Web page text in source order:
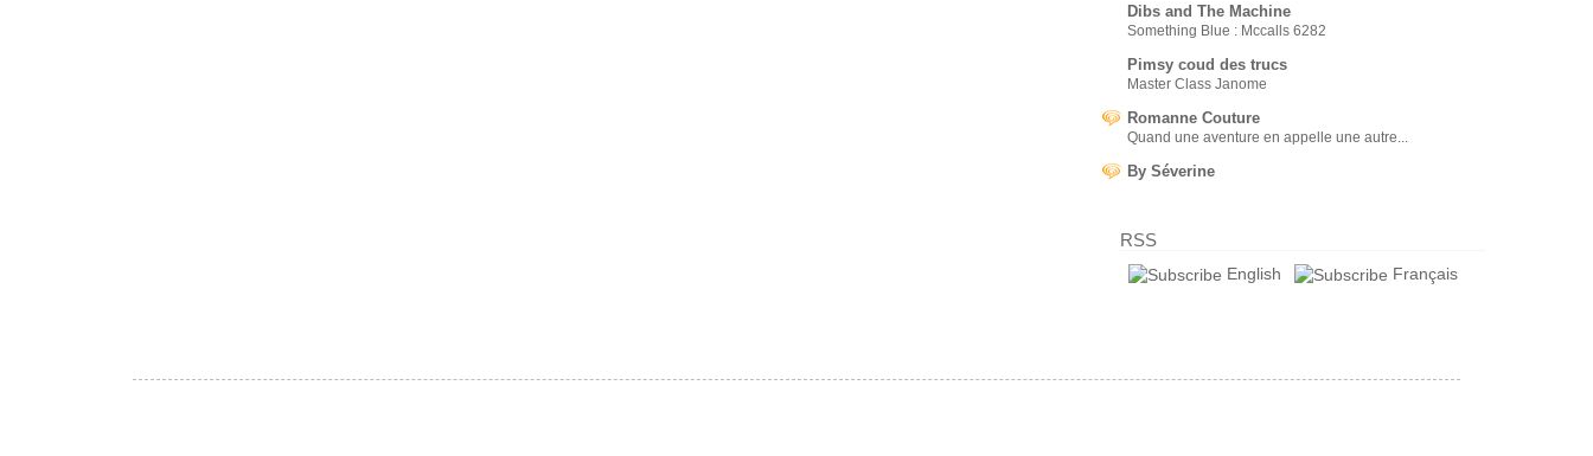
Dibs and The Machine
Something Blue : Mccalls 6282
Pimsy coud des trucs
Master Class Janome
Romanne Couture
Quand une aventure en appelle une autre...
By Séverine
RSS
English Français